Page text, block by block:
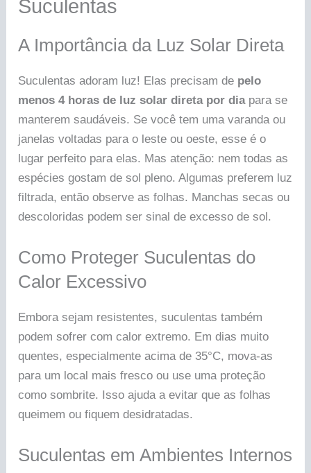
Suculentas
A Importância da Luz Solar Direta
Suculentas adoram luz! Elas precisam de pelo
menos 4 horas de luz solar direta por diapara se
manterem saudáveis. Se você tem uma varanda ou
janelas voltadas para o leste ou oeste, esse é o
lugar perfeito para elas. Mas atenção: nem todas as
espécies gostam de sol pleno. Algumas preferem luz
filtrada, então observe as folhas. Manchas secas ou
descoloridas podem ser sinal de excesso de sol.
Como Proteger Suculentas do
Calor Excessivo
Embora sejam resistentes, suculentas também
podem sofrer com calor extremo. Em dias muito
quentes, especialmente acima de 35°C, mova-as
para um local mais fresco ou use uma proteção
como sombrite. Isso ajuda a evitar que as folhas
queimem ou fiquem desidratadas.
Suculentas em Ambientes Internos